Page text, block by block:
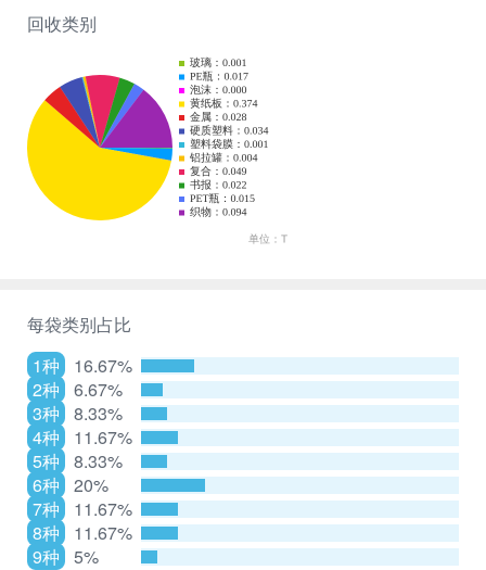
回收类别
每袋类别占比
1种
16.67%
2种
6.67%
3种
8.33%
4种
11.67%
5种
8.33%
6种
20%
7种
11.67%
8种
11.67%
9种
5%